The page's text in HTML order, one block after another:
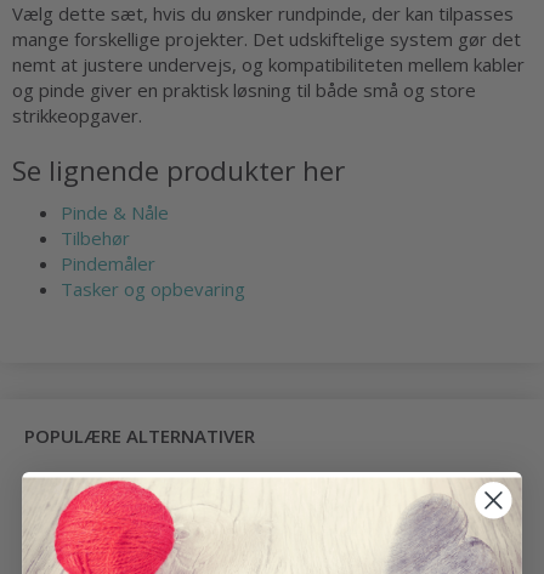
Vælg dette sæt, hvis du ønsker rundpinde, der kan tilpasses
mange forskellige projekter. Det udskiftelige system gør det
nemt at justere undervejs, og kompatibiliteten mellem kabler
og pinde giver en praktisk løsning til både små og store
strikkeopgaver.
Se lignende produkter her
Pinde & Nåle
Tilbehør
Pindemåler
Tasker og opbevaring
POPULÆRE ALTERNATIVER